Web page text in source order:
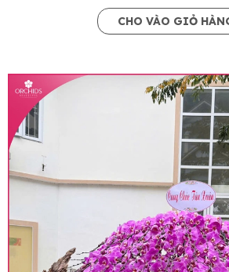
CHO VÀO GIỎ